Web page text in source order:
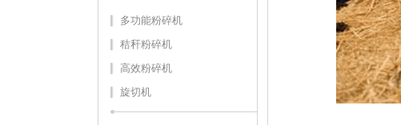
多功能粉碎机
秸秆粉碎机
高效粉碎机
旋切机